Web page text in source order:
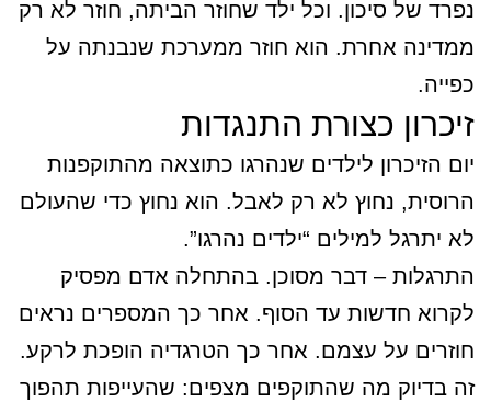
נפרד של סיכון. וכל ילד שחוזר הביתה, חוזר לא רק
ממדינה אחרת. הוא חוזר ממערכת שנבנתה על
כפייה.
זיכרון כצורת התנגדות
יום הזיכרון לילדים שנהרגו כתוצאה מהתוקפנות
הרוסית, נחוץ לא רק לאבל. הוא נחוץ כדי שהעולם
לא יתרגל למילים “ילדים נהרגו”.
התרגלות – דבר מסוכן. בהתחלה אדם מפסיק
לקרוא חדשות עד הסוף. אחר כך המספרים נראים
חוזרים על עצמם. אחר כך הטרגדיה הופכת לרקע.
זה בדיוק מה שהתוקפים מצפים: שהעייפות תהפוך